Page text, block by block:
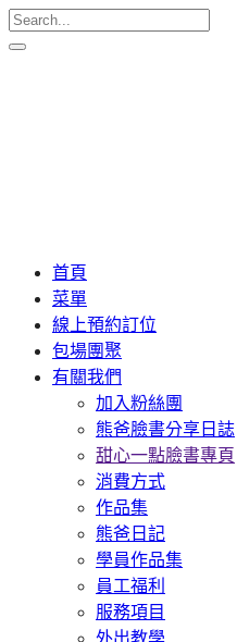
首頁
菜單
線上預約訂位
包場團聚
有關我們
加入粉絲團
熊爸臉書分享日誌
甜心一點臉書專頁
消費方式
作品集
熊爸日記
學員作品集
員工福利
服務項目
外出教學